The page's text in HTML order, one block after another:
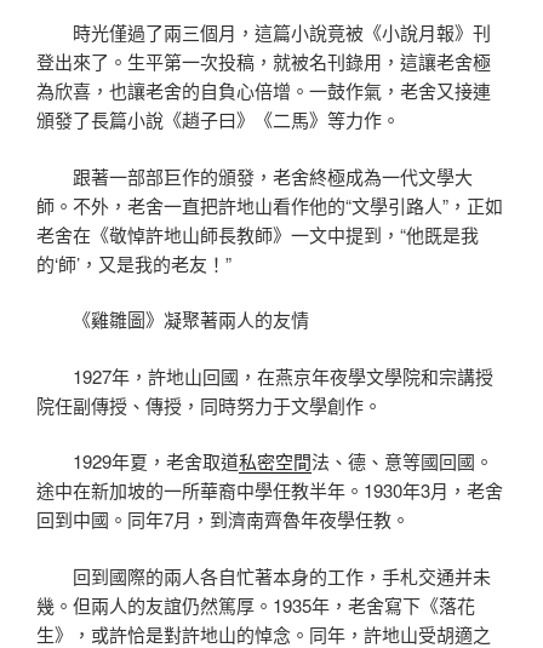
時光僅過了兩三個月，這篇小說竟被《小說月報》刊
登出來了。生平第一次投稿，就被名刊錄用，這讓老舍極
為欣喜，也讓老舍的自負心倍增。一鼓作氣，老舍又接連
頒發了長篇小說《趙子曰》《二馬》等力作。
跟著一部部巨作的頒發，老舍終極成為一代文學大
師。不外，老舍一直把許地山看作他的“文學引路人”，正如
老舍在《敬悼許地山師長教師》一文中提到，“他既是我
的‘師’，又是我的老友！”
《雞雛圖》凝聚著兩人的友情
1927年，許地山回國，在燕京年夜學文學院和宗講授
院任副傳授、傳授，同時努力于文學創作。
1929年夏，老舍取道私密空間法、德、意等國回國。
途中在新加坡的一所華裔中學任教半年。1930年3月，老舍
回到中國。同年7月，到濟南齊魯年夜學任教。
回到國際的兩人各自忙著本身的工作，手札交通并未
幾。但兩人的友誼仍然篤厚。1935年，老舍寫下《落花
生》，或許恰是對許地山的悼念。同年，許地山受胡適之